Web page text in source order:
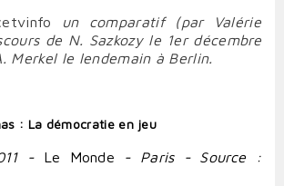
info uncomparatif (par Valérie
de N. Sazkozy le 1er décembre
Merkel le lendemain à Berlin.
: La démocratie en jeu
- Le Monde - Paris - Source :